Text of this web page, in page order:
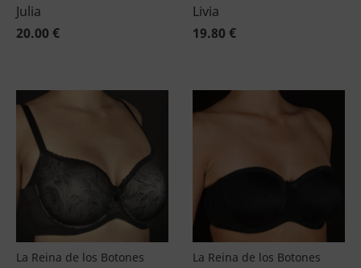
Julia
20.00 €
Livia
19.80 €
La Reina de los Botones La Reina de los Botones